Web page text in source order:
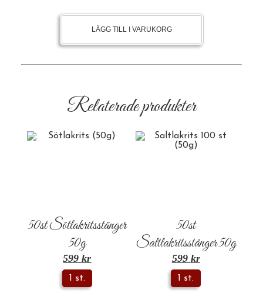
LÄGG TILL I VARUKORG
Relaterade produkter
50st Sötlakritsstänger
50g
599kr
1 st.
50st
Saltlakritsstänger 50g
599 kr
1 st.